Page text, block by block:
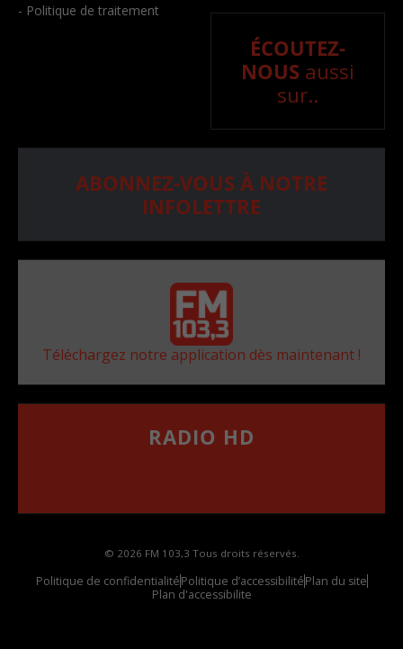
- Politique de traitement
ÉCOUTEZ-
NOUS aussi
sur..
ABONNEZ-VOUS À NOTRE
INFOLETTRE
Téléchargez notre application dès maintenant !
RADIO HD
© 2026 FM 103,3 Tous droits réservés.
Politique de confidentialitéPolitique d’accessibilitéPlan du site
Plan d'accessibilite